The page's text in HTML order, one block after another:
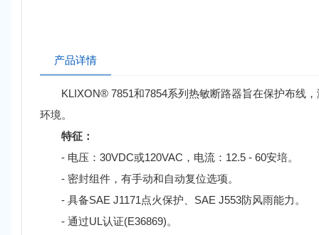
产品详情
KLIXON® 7851和7854系列热敏断路器旨在保护布线，
环境。
特征：
- 电压：30VDC或120VAC，电流：12.5 - 60安培。
- 密封组件，有手动和自动复位选项。
- 具备SAE J1171点火保护、SAE J553防风雨能力。
- 通过UL认证(E36869)。